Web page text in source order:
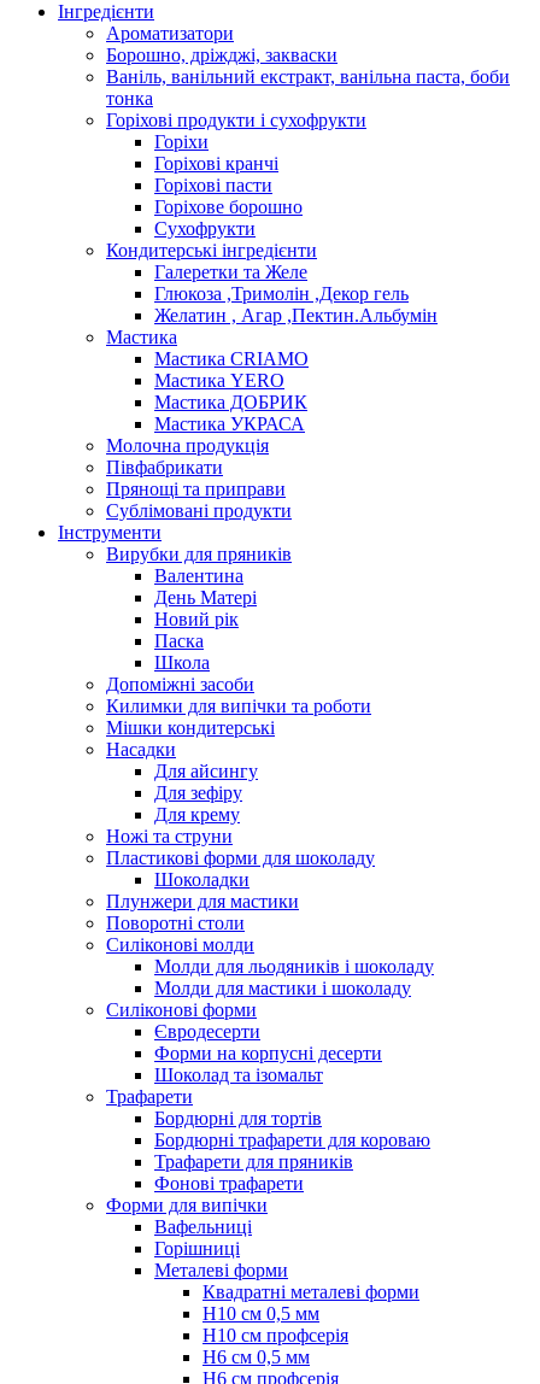
Інгредієнти
Ароматизатори
Борошно, дріжджі, закваски
Ваніль, ванільний екстракт, ванільна паста, боби
тонка
Горіхові продукти і сухофрукти
Горіхи
Горіхові кранчі
Горіхові пасти
Горіхове борошно
Сухофрукти
Кондитерські інгредієнти
Галеретки та Желе
Глюкоза ,Тримолін ,Декор гель
Желатин , Агар ,Пектин.Альбумін
Мастика
Мастика CRIAMO
Мастика YERO
Мастика ДОБРИК
Мастика УКРАСА
Молочна продукція
Півфабрикати
Прянощі та приправи
Сублімовані продукти
Інструменти
Вирубки для пряників
Валентина
День Матері
Новий рік
Паска
Школа
Допоміжні засоби
Килимки для випічки та роботи
Мішки кондитерські
Насадки
Для айсингу
Для зефіру
Для крему
Ножі та струни
Пластикові форми для шоколаду
Шоколадки
Плунжери для мастики
Поворотні столи
Силіконові молди
Молди для льодяників і шоколаду
Молди для мастики і шоколаду
Силіконові форми
Євродесерти
Форми на корпусні десерти
Шоколад та ізомальт
Трафарети
Бордюрні для тортів
Бордюрні трафарети для короваю
Трафарети для пряників
Фонові трафарети
Форми для випічки
Вафельниці
Горішниці
Металеві форми
Квадратні металеві форми
Н10 см 0,5 мм
Н10 см профсерія
Н6 см 0,5 мм
Н6 см профсерія